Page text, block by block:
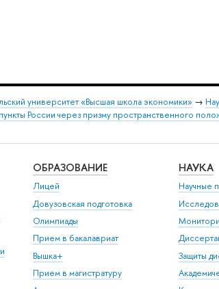
университет «Высшая школа экономики» →
России через призму пространственного
ОБРАЗОВАНИЕ
Лицей
Довузовская подготовка
Олимпиады
Прием в бакалавриат
Вышка+
Прием в магистратуру
НАУКА
Научные
Защиты